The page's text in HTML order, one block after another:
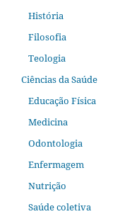
História
Filosofia
Teologia
Ciências da Saúde
Educação Física
Medicina
Odontologia
Enfermagem
Nutrição
Saúde coletiva